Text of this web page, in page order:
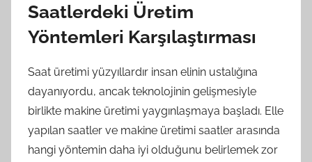
Saatlerdeki Üretim
Yöntemleri Karşılaştırması
Saat üretimi yüzyıllardır insan elinin ustalığına
dayanıyordu, ancak teknolojinin gelişmesiyle
birlikte makine üretimi yaygınlaşmaya başladı. Elle
yapılan saatler ve makine üretimi saatler arasında
hangi yöntemin daha iyi olduğunu belirlemek zor